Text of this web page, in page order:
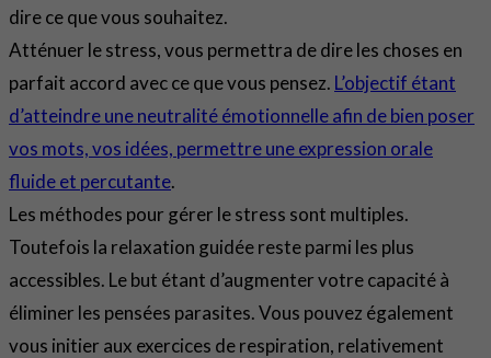
dire ce que vous souhaitez.
Atténuer le stress, vous permettra de dire les choses en
parfait accord avec ce que vous pensez. L’objectif étant
d’atteindre une neutralité émotionnelle afin de bien poser
vos mots, vos idées, permettre une expression orale
fluide et percutante.
Les méthodes pour gérer le stress sont multiples.
Toutefois la relaxation guidée reste parmi les plus
accessibles. Le but étant d’augmenter votre capacité à
éliminer les pensées parasites. Vous pouvez également
vous initier aux exercices de respiration, relativement